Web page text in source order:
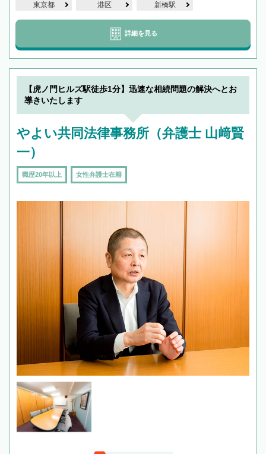
東京都 港区 新橋駅
詳細を見る
【虎ノ門ヒルズ駅徒歩1分】迅速な相続問題の解決へとお
導きいたします
やよい共同法律事務所（弁護士 山﨑賢
一）
職歴20年以上 女性弁護士在籍